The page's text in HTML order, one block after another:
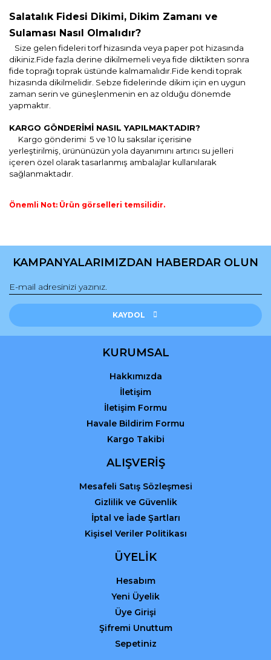
Salatalık Fidesi Dikimi, Dikim Zamanı ve
Sulaması Nasıl Olmalıdır?
Size gelen fideleri torf hizasında veya paper pot hizasında
dikiniz.Fide fazla derine dikilmemeli veya fide diktikten sonra
fide toprağı toprak üstünde kalmamalıdır.Fide kendi toprak
hizasında dikilmelidir. Sebze fidelerinde dikim için en uygun
zaman serin ve güneşlenmenin en az olduğu dönemde
yapmaktır.
KARGO GÖNDERİMİ NASIL YAPILMAKTADIR?
Kargo gönderimi 5 ve 10 lu saksılar içerisine
yerleştirilmiş, ürününüzün yola dayanımını artırıcı su jelleri
içeren özel olarak tasarlanmış ambalajlar kullanılarak
sağlanmaktadır.
Önemli Not: Ürün görselleri temsilidir.
konularda yetersiz gördüğünüz noktaları öneri formunu
Görüş ve önerileriniz için teşekkür ederiz.
Ürün resmi kalitesiz, bozuk veya görüntülenemiyor.
Ürün açıklamasında eksik bilgiler bulunuyor.
Ürün fiyatı diğer sitelerden daha pahalı.
Gönder
KAMPANYALARIMIZDAN HABERDAR OLUN
KAYDOL
KURUMSAL
Hakkımızda
İletişim
İletişim Formu
Havale Bildirim Formu
Kargo Takibi
ALIŞVERİŞ
Mesafeli Satış Sözleşmesi
Gizlilik ve Güvenlik
İptal ve İade Şartları
Kişisel Veriler Politikası
ÜYELİK
Hesabım
Yeni Üyelik
Üye Girişi
Şifremi Unuttum
Sepetiniz